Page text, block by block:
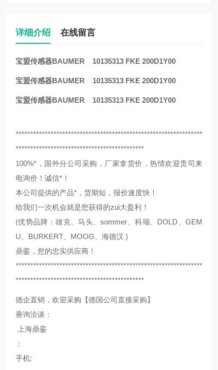
详细介绍 在线留言
宝盟传感器BAUMER 10135313 FKE 200D1Y00
宝盟传感器BAUMER 10135313 FKE 200D1Y00
宝盟传感器BAUMER 10135313 FKE 200D1Y00
****************************************************************
********************************************
100%*，国外分公司采购，厂家拿货价，热情欢迎贵司来
电询价！诚信*！
本公司提供的产品*，货期短，报价速度快！
给我们一次机会就是您获得的zui大盈利！
(优势品牌：雄克、马头、sommer、科瑞、DOLD、GEM
U、BURKERT、MOOG、海德汉 )
鼎銮，您的忠实供应商！
****************************************************************
********************************************
德企直销，欢迎采购【德国公司直接采购】
垂询洽谈：
上海鼎銮
：
手机: